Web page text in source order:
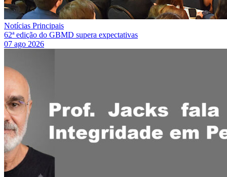
Notícias Principais
62ª edição do GBMD supera expectativas
07 ago 2026